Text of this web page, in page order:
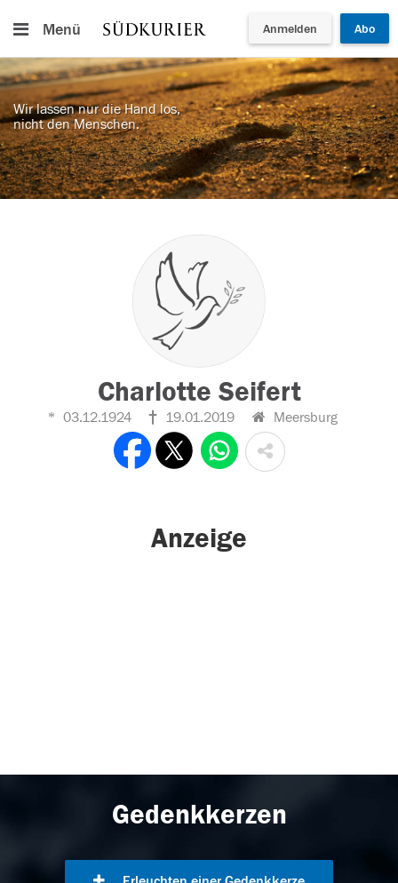
Menü Anmelden Abo
Wir lassen nur die Hand los,
nicht den Menschen.
Charlotte Seifert
03.12.1924 19.01.2019 Meersburg
Anzeige
Gedenkkerzen